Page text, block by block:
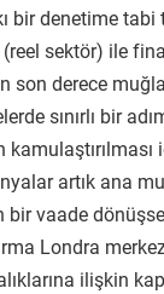
bir denetime tabi
sektör) ile
son derece
sınırlı bir
kamulaştırılması
artık ana
bir vaade
Londra
ilişkin